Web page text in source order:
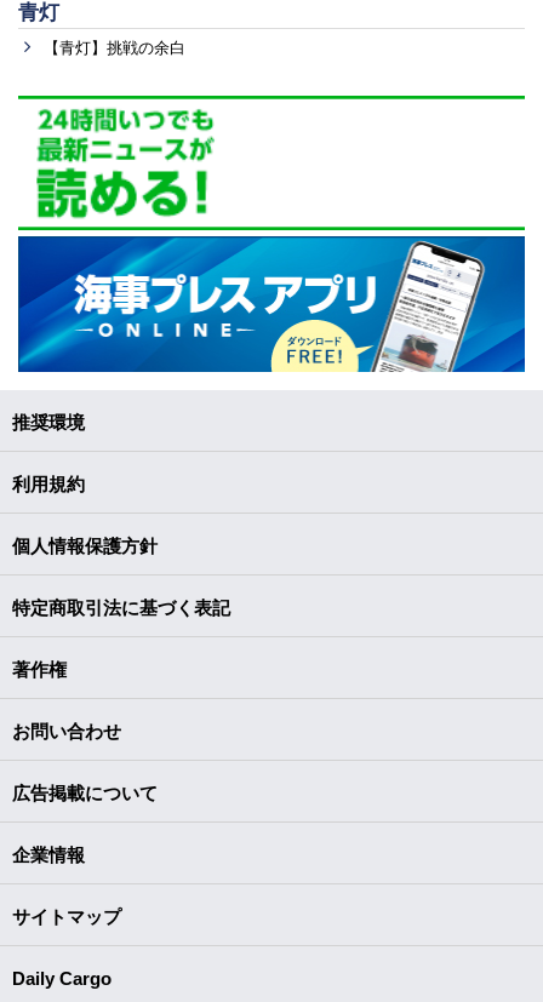
青灯
【青灯】挑戦の余白
推奨環境
利用規約
個人情報保護方針
特定商取引法に基づく表記
著作権
お問い合わせ
広告掲載について
企業情報
サイトマップ
Daily Cargo